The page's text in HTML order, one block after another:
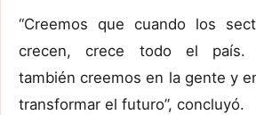
“Creemos que cuando los
crecen, crece todo el país.
también creemos en la gente y
transformar el futuro”, concluyó.